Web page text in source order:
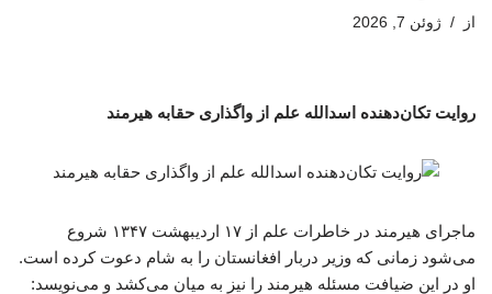
از ژوئن 7, 2026
روایت تکان‌دهنده اسدالله علم از واگذاری حقابه هیرمند
ماجرای هیرمند در خاطرات علم از ۱۷ اردیبهشت ۱۳۴۷ شروع
می‌شود زمانی که وزیر دربار افغانستان را به شام دعوت کرده است.
او در این ضیافت مسئله‌ هیرمند را نیز به میان می‌کشد و می‌نویسد: